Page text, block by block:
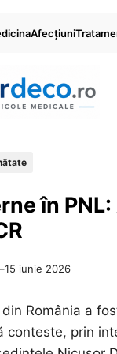
Afecțiuni
în
–15 iunie 2026
România a
conteste, prin